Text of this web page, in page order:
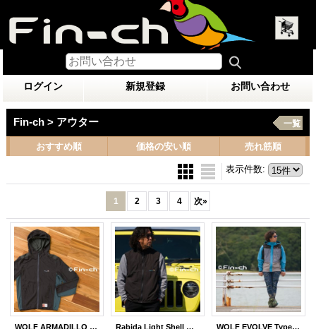
ログイン 新規登録 お問い合わせ
Fin-ch > アウター 一覧
おすすめ順 価格の安い順 売れ筋順
表示件数:
1 2 3 4 次»
WOLF ARMADILLO POCKETABLE (ウォルフ アルマジロ ポケッタブル) 陰浅葱色（かげあさぎ）
Rabida Light Shell Best（ラビダライトシェルベスト）
WOLF EVOLVE Type beat 花緑青（ウォルフエヴォルヴタイプビートはなろくしょう）